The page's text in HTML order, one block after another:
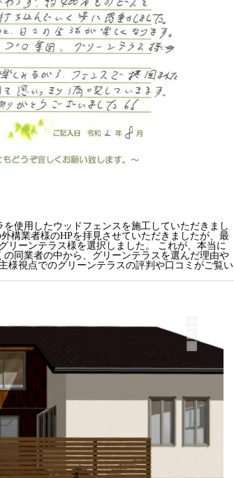
使用したウッドフェンスを施工していただきまし
構業者様のHPを拝見させていただきましたが、最
ーンテラス様を選択しました。
これが、本当に
同業者の中から、グリーンテラスを選んだ理由や
様視点でのグリーンテラスの評判や口コミがご覧い